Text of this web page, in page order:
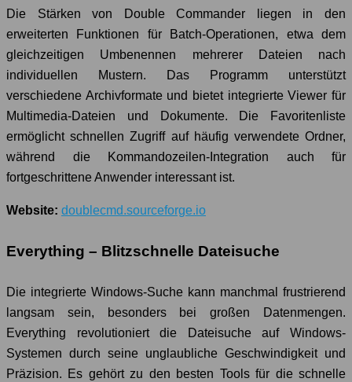
Die Stärken von Double Commander liegen in den
erweiterten Funktionen für Batch-Operationen, etwa dem
gleichzeitigen Umbenennen mehrerer Dateien nach
individuellen Mustern. Das Programm unterstützt
verschiedene Archivformate und bietet integrierte Viewer für
Multimedia-Dateien und Dokumente. Die Favoritenliste
ermöglicht schnellen Zugriff auf häufig verwendete Ordner,
während die Kommandozeilen-Integration auch für
fortgeschrittene Anwender interessant ist.
Website: doublecmd.sourceforge.io
Everything – Blitzschnelle Dateisuche
Die integrierte Windows-Suche kann manchmal frustrierend
langsam sein, besonders bei großen Datenmengen.
Everything revolutioniert die Dateisuche auf Windows-
Systemen durch seine unglaubliche Geschwindigkeit und
Präzision. Es gehört zu den besten Tools für die schnelle